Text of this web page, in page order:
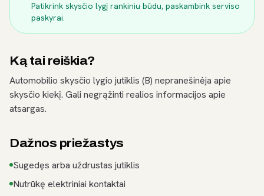
Patikrink skysčio lygį rankiniu būdu, paskambink serviso
paskyrai.
Ką tai reiškia?
Automobilio skysčio lygio jutiklis (B) nepranešinėja apie
skysčio kiekį. Gali negrąžinti realios informacijos apie
atsargas.
Dažnos priežastys
Sugedęs arba uždrustas jutiklis
Nutrūkę elektriniai kontaktai